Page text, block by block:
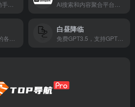
白昼降临